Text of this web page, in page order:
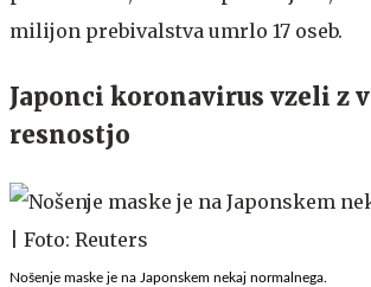
milijon prebivalstva umrlo 17 oseb.
Japonci koronavirus vzeli z
resnostjo
Nošenje maske je na Japonskem nekaj normalnega.